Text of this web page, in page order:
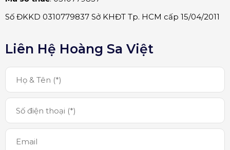
Số ĐKKD 0310779837 Sở KHĐT Tp. HCM cấp 15/04/2011
Liên Hệ Hoàng Sa Việt